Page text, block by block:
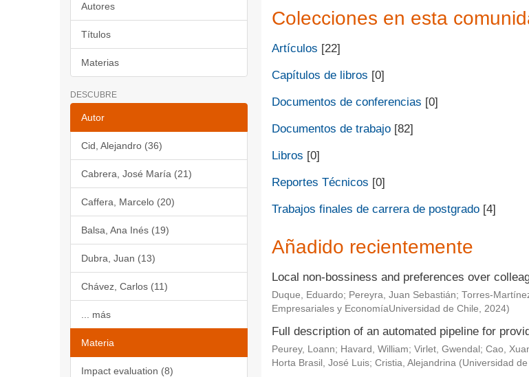
Autores
Títulos
Materias
DESCUBRE
Autor
Cid, Alejandro (36)
Cabrera, José María (21)
Caffera, Marcelo (20)
Balsa, Ana Inés (19)
Dubra, Juan (13)
Chávez, Carlos (11)
... más
Materia
Impact evaluation (8)
Colecciones en esta
Artículos [22]
Capítulos de libros [0]
Documentos de conferencias [0]
Documentos de trabajo[82]
Libros [0]
Reportes Técnicos [0]
Trabajos finales de carrera de postgrado[4]
Añadido recientemente
Local non-bossiness and preferences over
Duque, Eduardo; Pereyra, Juan Sebastián; Torres-
Empresariales y EconomíaUniversidad de Chile, 2024)
Full description of an automated pipeline for
Peurey, Loann; Havard, William; Virlet, Gwendal ; Cao,
Horta Brasil, José Luis; Cristia, Alejandrina (Universidad